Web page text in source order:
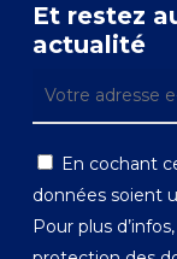
Et restez
actualité
En cochant
données soient
Pour plus